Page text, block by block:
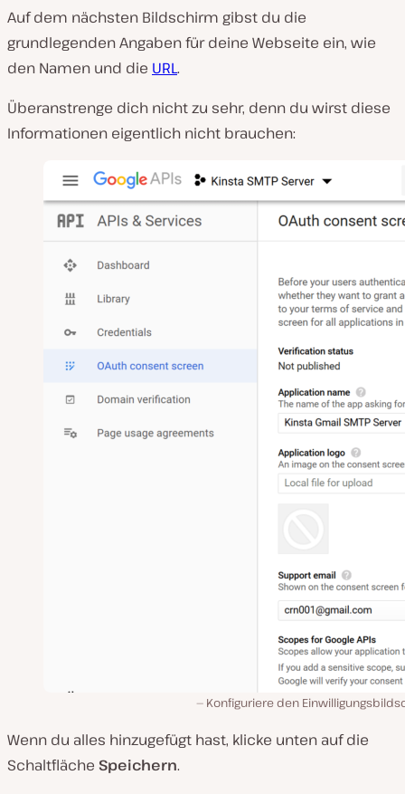
Auf dem nächsten Bildschirm gibst du die
grundlegenden Angaben für deine Webseite ein, wie
den Namen und die URL.
Überanstrenge dich nicht zu sehr, denn du wirst diese
Informationen eigentlich nicht brauchen:
Konfiguriere den
Wenn du alles hinzugefügt hast, klicke unten auf die
Schaltfläche Speichern.